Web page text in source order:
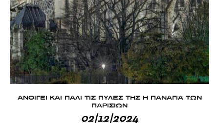
AΝΟΙΓΕΙ ΚΑΙ ΠΑΛΙ ΤΙΣ ΠΥΛΕΣ ΤΗΣ Η ΠΑΝΑΓΙΑ ΤΩΝ
ΠΑΡΙΣΙΩΝ
02|12|2024